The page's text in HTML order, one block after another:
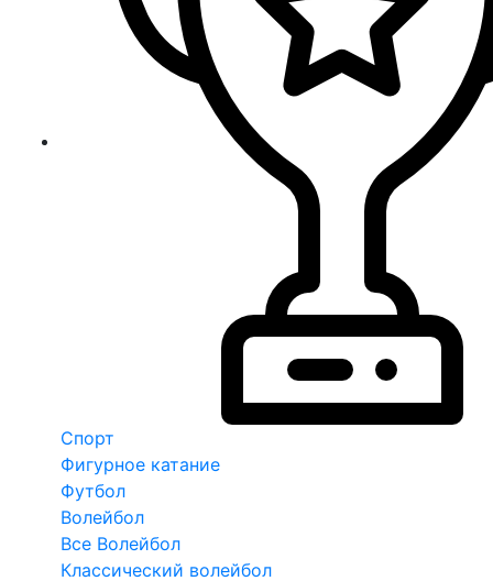
Спорт
Фигурное катание
Футбол
Волейбол
Все Волейбол
Классический волейбол